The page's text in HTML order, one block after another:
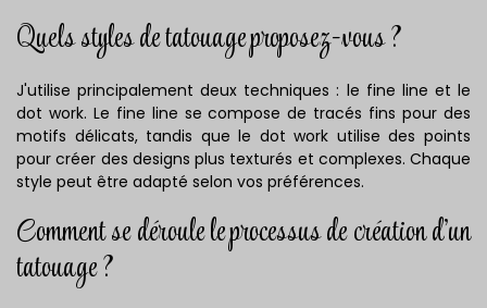
Quels styles de tatouage proposez-vous ?
J'utilise principalement deux techniques : le fine line et le
dot work. Le fine line se compose de tracés fins pour des
motifs délicats, tandis que le dot work utilise des points
pour créer des designs plus texturés et complexes. Chaque
style peut être adapté selon vos préférences.
Comment se déroule le processus de création d'un
tatouage ?